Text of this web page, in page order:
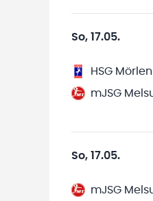
So, 17.05.
HSG Mörlen
mJSG
So, 17.05.
mJSG